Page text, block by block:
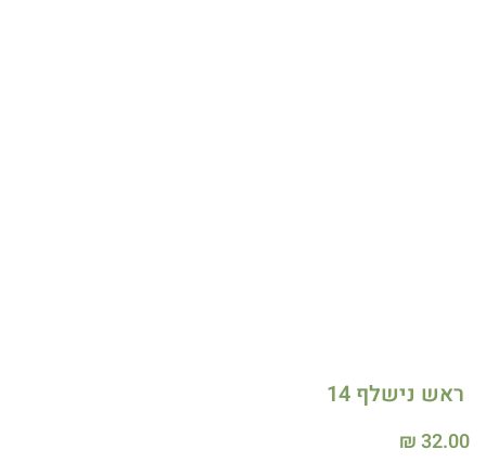
ראש נישלף 14
₪32.00